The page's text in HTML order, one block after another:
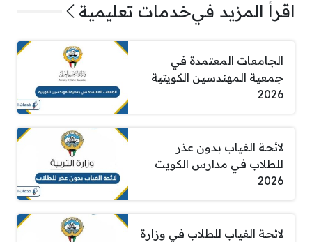
اقرأ المزيد فيخدمات تعليمية
الجامعات المعتمدة في
جمعية المهندسين الكويتية
2026
لائحة الغياب بدون عذر
للطلاب في مدارس الكويت
2026
لائحة الغياب للطلاب في وزارة